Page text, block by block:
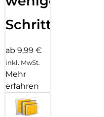
Schritten
ab 9,99 €
inkl. MwSt.
Mehr
erfahren